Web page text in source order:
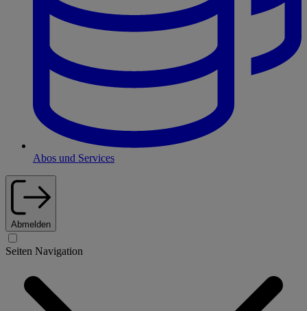
Abos und Services
Abmelden
Seiten Navigation